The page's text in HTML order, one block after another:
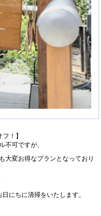
！】
可ですが、
大変お得なプランとなっており
にちに清掃をいたします。